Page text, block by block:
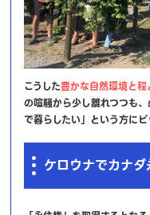
こうした豊かな自然環境と
の喧騒から少し離れつつも
で暮らしたい」という方にピ
ケロウナでカナ